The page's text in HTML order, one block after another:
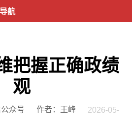
航
把握正确政绩
观
众号 作者：王峰
2026-05-